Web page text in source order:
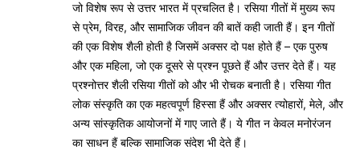
जो विशेष रूप से उत्तर भारत में प्रचलित है। रसिया गीतों में मुख्य रूप
से प्रेम, विरह, और सामाजिक जीवन की बातें कही जाती हैं। इन गीतों
की एक विशेष शैली होती है जिसमें अक्सर दो पक्ष होते हैं – एक पुरुष
और एक महिला, जो एक दूसरे से प्रश्न पूछते हैं और उत्तर देते हैं। यह
प्रश्नोत्तर शैली रसिया गीतों को और भी रोचक बनाती है। रसिया गीत
लोक संस्कृति का एक महत्वपूर्ण हिस्सा हैं और अक्सर त्योहारों, मेले, और
अन्य सांस्कृतिक आयोजनों में गाए जाते हैं। ये गीत न केवल मनोरंजन
का साधन हैं बल्कि सामाजिक संदेश भी देते हैं।